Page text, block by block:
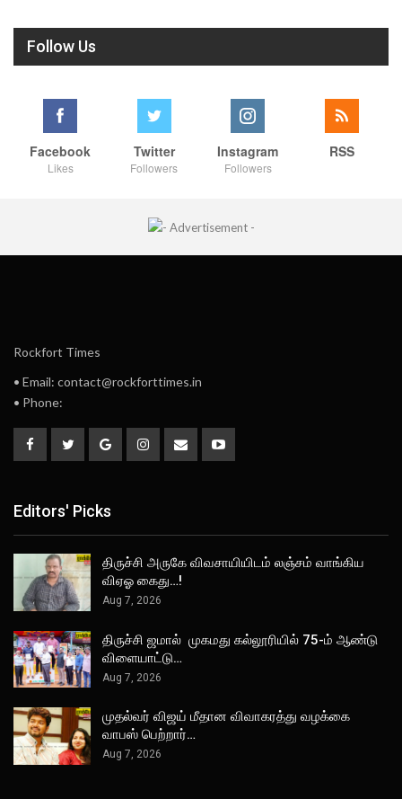
Follow Us
Facebook
Likes
Twitter
Followers
Instagram
Followers
RSS
Rockfort Times
• Email: contact@rockforttimes.in
• Phone:
Editors' Picks
திருச்சி அருகே விவசாயியிடம் லஞ்சம் வாங்கிய
விஏஓ கைது…!
Aug 7, 2026
திருச்சி ஜமால் முகமது கல்லூரியில் 75-ம் ஆண்டு
விளையாட்டு…
Aug 7, 2026
முதல்வர் விஜய் மீதான விவாகரத்து வழக்கை
வாபஸ் பெற்றார்…
Aug 7, 2026